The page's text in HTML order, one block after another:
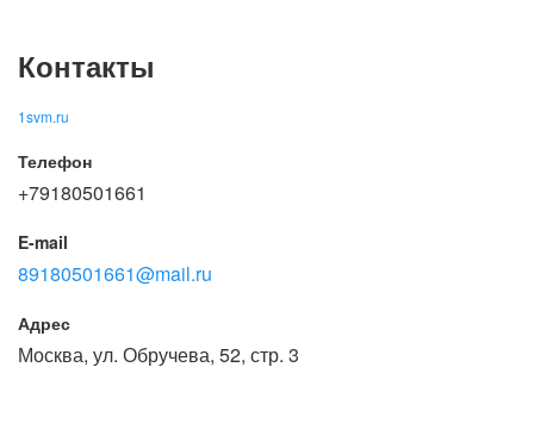
Контакты
1svm.ru
Телефон
+79180501661
E-mail
89180501661@mail.ru
Адрес
Москва, ул. Обручева, 52, стр. 3